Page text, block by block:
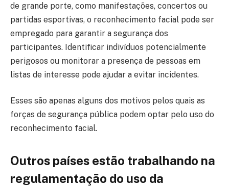
de grande porte, como manifestações, concertos ou
partidas esportivas, o reconhecimento facial pode ser
empregado para garantir a segurança dos
participantes. Identificar indivíduos potencialmente
perigosos ou monitorar a presença de pessoas em
listas de interesse pode ajudar a evitar incidentes.
Esses são apenas alguns dos motivos pelos quais as
forças de segurança pública podem optar pelo uso do
reconhecimento facial.
Outros países estão trabalhando na
regulamentação do uso da